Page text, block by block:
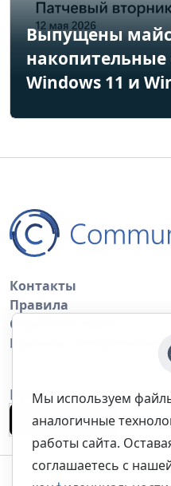
Выпущены
накопительные
Windows 11 и
Контакты
Правила
Обратная связь
Правила копирования
Приложение
Мы используем
аналогичные
работы сайта.
соглашаетесь с